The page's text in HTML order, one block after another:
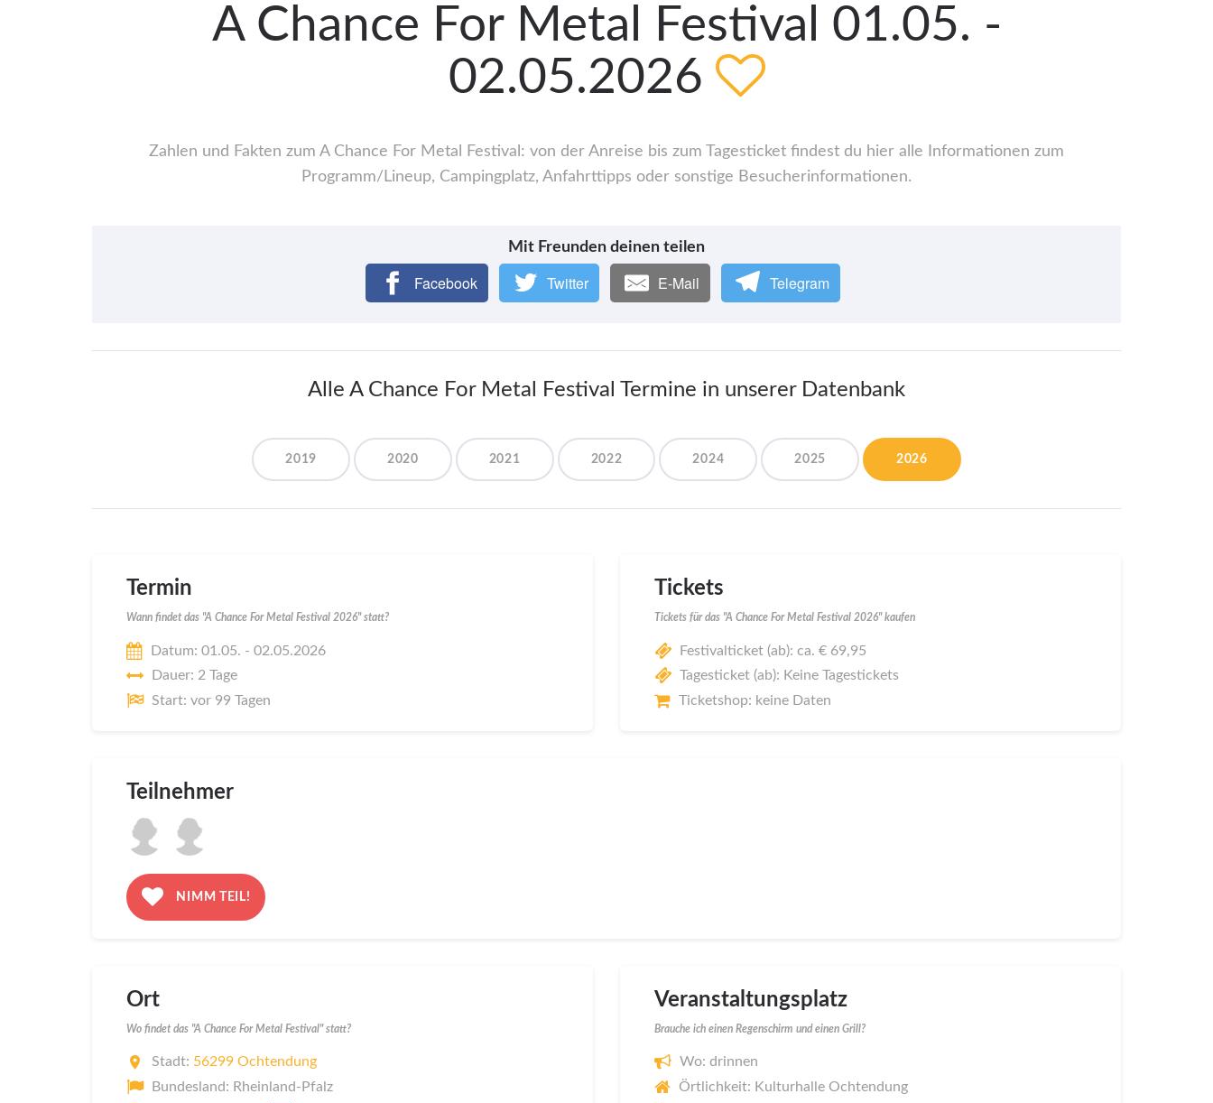
A Chance For Metal Festival 01.05. -
02.05.2026
Zahlen und Fakten zum A Chance For Metal Festival: von der Anreise bis zum Tagesticket findest du hier alle Informationen zum
Programm/Lineup, Campingplatz, Anfahrttipps oder sonstige Besucherinformationen.
Mit Freunden deinen teilen
Facebook Twitter E-Mail Telegram
Alle A Chance For Metal Festival Termine in unserer Datenbank
2019 2020 2021 2022 2024 2025 2026
Termin
Wann findet das "A Chance For Metal Festival 2026" statt?
Datum: 01.05. - 02.05.2026
Dauer: 2 Tage
Start: vor 99 Tagen
Tickets
Tickets für das "A Chance For Metal Festival 2026" kaufen
Festivalticket (ab): ca. € 69,95
Tagesticket (ab): Keine Tagestickets
Ticketshop: keine Daten
Teilnehmer
NIMM TEIL!
Ort
Wo findet das "A Chance For Metal Festival" statt?
Stadt: 56299 Ochtendung
Bundesland: Rheinland-Pfalz
Veranstaltungsplatz
Brauche ich einen Regenschirm und einen Grill?
Wo: drinnen
Örtlichkeit: Kulturhalle Ochtendung